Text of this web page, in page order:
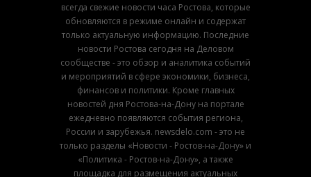
всегда свежие новости часа Ростова, которые
обновляются в режиме онлайн и содержат
только актуальную информацию. Последние
новости Ростова сегодня на Деловом
сообществе - это обзор и аналитика событий
и мероприятий в сфере экономики, бизнеса,
финансов и политики. Кроме главных
новостей дня Ростова-на-Дону на портале
ежедневно появляются события региона,
России и зарубежья. newsdelo.com - это не
только разделы «Новости - Ростов-на-Дону» и
«Политика - Ростов-на-Дону», а также
площадка для размещения актуальных